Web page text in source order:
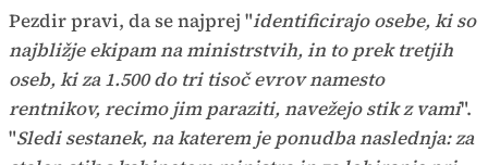
Pezdir pravi, da se najprej "identificirajo osebe, ki so
najbližje ekipam na ministrstvih, in to prek tretjih
oseb, ki za 1.500 do tri tisoč evrov namesto
rentnikov, recimo jim paraziti, navežejo stik z vami".
"Sledi sestanek, na katerem je ponudba naslednja: za